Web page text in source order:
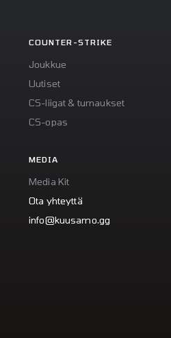
COUNTER-STRIKE
Joukkue
Uutiset
CS-liigat & turnaukset
CS-opas
MEDIA
Media Kit
Ota yhteyttä
info@kuusamo.gg